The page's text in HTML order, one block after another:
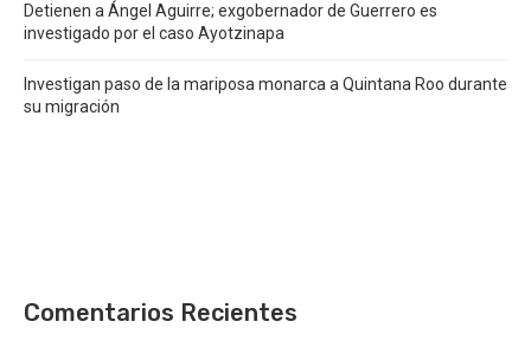
Detienen a Ángel Aguirre; exgobernador de Guerrero es
investigado por el caso Ayotzinapa
Investigan paso de la mariposa monarca a Quintana Roo durante
su migración
Comentarios Recientes